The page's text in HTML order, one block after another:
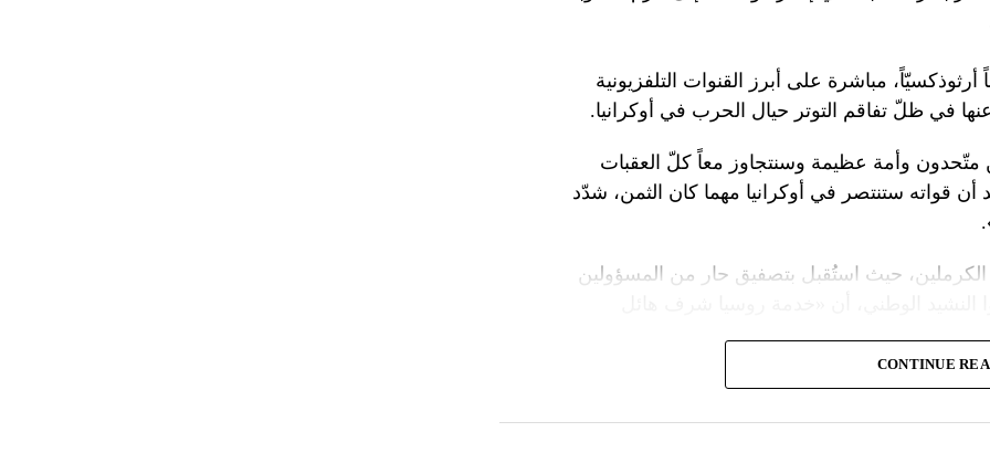
مباشرة على أبرز القنوات التلفزيونية
في ظلّ تفاقم التوتر حيال الحرب في أوكرانيا.
متّحدون وأمة عظيمة وسنتجاوز معاً كلّ العقبات
قواته ستنتصر في أوكرانيا مهما كان الثمن، شدّد
حيث استُقبل بتصفيق حار من المسؤولين
عسكريّاً، باركه رئيس الكنيسة الأرثوذكسية الروسية
CONTINUE